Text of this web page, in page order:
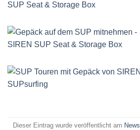
Dieser Eintrag wurde veröffentlicht am News